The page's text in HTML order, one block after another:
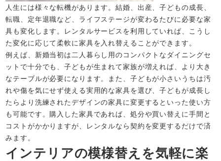
人生には様々な転機があります。結婚、出産、子どもの成長、
転職、定年退職など、ライフステージが変わるたびに必要な家
具も変化します。レンタルサービスを利用していれば、こうし
た変化に応じて柔軟に家具を入れ替えることができます。
例えば、新婚当初は二人暮らし用のコンパクトなダイニングセ
ットで十分でも、子どもが生まれて家族が増えれば、より大き
なテーブルが必要になります。また、子どもが小さいうちは汚
れや傷を気にせず使える実用的な家具を選び、子どもが成長し
たらより洗練されたデザインの家具に変更するといった使い方
も可能です。購入した家具であれば、処分や買い替えに手間と
コストがかかりますが、レンタルなら契約を変更するだけで済
みます。
インテリアの模様替えを気軽に楽